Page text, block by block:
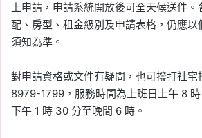
上申請，申請系統開放後可全天候送件
配、房型、租金級別及申請表格，仍應
須知為準。
對申請資格或文件有疑問，也可撥打社宅
8979-1799，服務時間為上班日上午 8
下午 1 時 30 分至晚間 6 時。